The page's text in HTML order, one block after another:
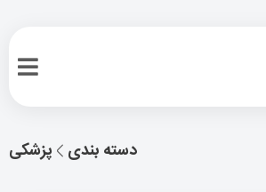
پزشکی دسته بندی